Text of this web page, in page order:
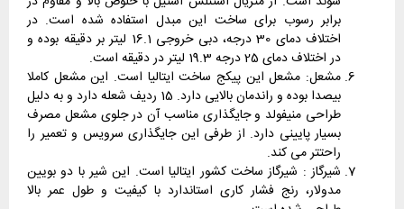
برابر رسوب برای ساخت این مبدل استفاده شده است. در
اختلاف دمای 30 درجه، دبی خروجی 16.1 لیتر بر دقیقه بوده و
در اختلاف دمای 25 درجه 19.3 لیتر در دقیقه است.
مشعل: مشعل این پیکج ساخت ایتالیا است. این مشعل کاملا
بیصدا بوده و راندمان بالایی دارد. 15 ردیف شعله دارد و به دلیل
طراحی منیفولد و جایگذاری مناسب آن در جلوی مشعل مصرف
بسیار پایینی دارد. از طرفی این جایگذاری سرویس و تعمیر را
راحتتر می کند.
شیرگاز : شیرگاز ساخت کشور ایتالیا است. این شیر با دو بویین
مدولار، رنج فشار کاری استاندارد با کیفیت و طول عمر بالا